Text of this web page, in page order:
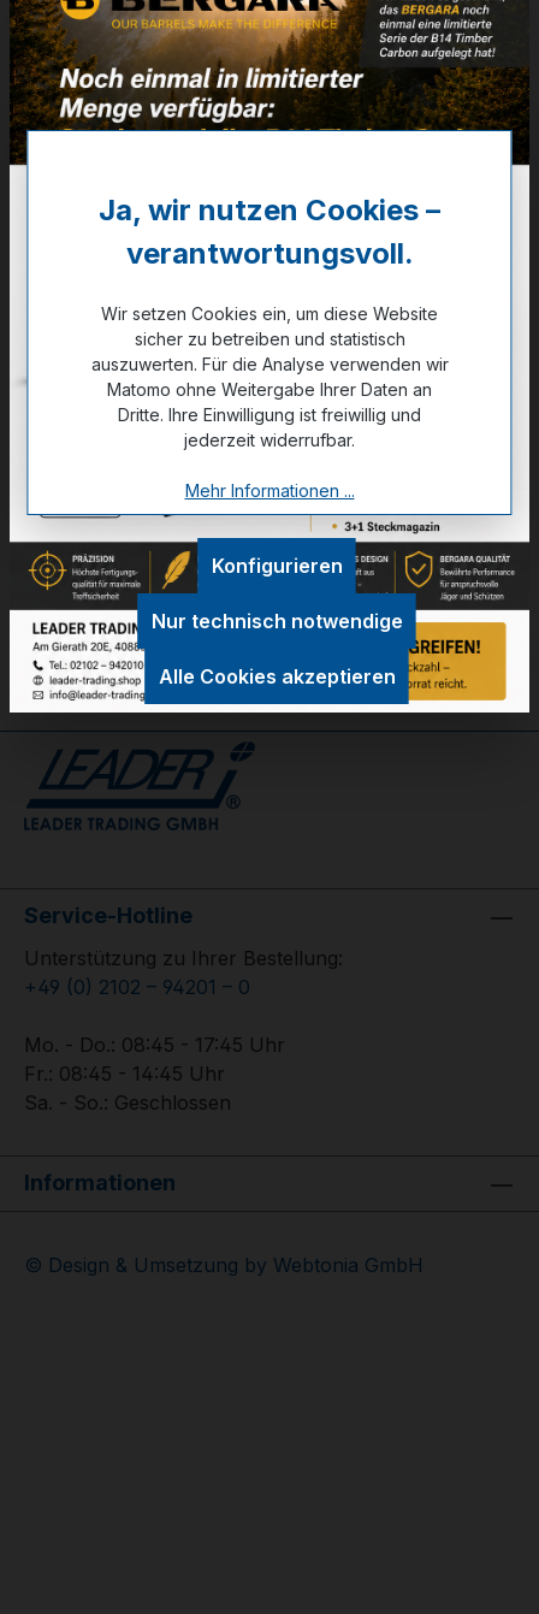
Weitere Informationen
✔VE: 50 St. (Karton 20x50)
43,70 €
❌ Nicht auf Lager
Registrieren Sie sich jetzt.
Zum Merkzettel hinzufügen
Technische Daten
GPSR Information
Bewertungen
Service-Hotline
Unterstützung zu Ihrer Bestellung:
+49 (0) 2102 – 94201 – 0
Mo. - Do.: 08:45 - 17:45 Uhr
Fr.: 08:45 - 14:45 Uhr
Sa. - So.: Geschlossen
Informationen
© Design & Umsetzung by Webtonia GmbH
Ja, wir nutzen Cookies –
verantwortungsvoll.
Wir setzen Cookies ein, um diese Website
sicher zu betreiben und statistisch
auszuwerten. Für die Analyse verwenden wir
Matomo ohne Weitergabe Ihrer Daten an
Dritte. Ihre Einwilligung ist freiwillig und
jederzeit widerrufbar.
Mehr Informationen ...
Nur technisch notwendige
Konfigurieren
Alle Cookies akzeptieren